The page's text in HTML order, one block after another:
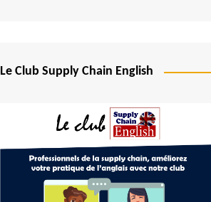
Le Club Supply Chain English